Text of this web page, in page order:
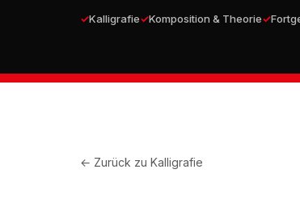
Kalligrafie Komposition & Theorie
← Zurück zuKalligrafie